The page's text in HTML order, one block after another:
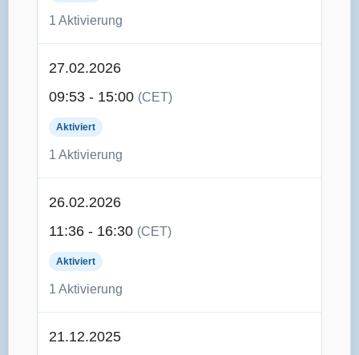
1 Aktivierung
27.02.2026
09:53 - 15:00 (CET)
Aktiviert
1 Aktivierung
26.02.2026
11:36 - 16:30 (CET)
Aktiviert
1 Aktivierung
21.12.2025